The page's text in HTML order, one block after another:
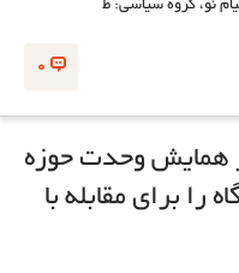
نو، گروه سیاسی: ط
0
همایش وحدت حوزه
را برای مقابله با